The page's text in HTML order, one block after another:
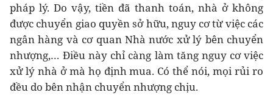
pháp lý. Do vậy, tiền đã thanh toán, nhà ở không
được chuyển giao quyền sở hữu, nguy cơ từ việc các
ngân hàng và cơ quan Nhà nước xử lý bên chuyển
nhượng,… Điều này chỉ càng làm tăng nguy cơ việc
xử lý nhà ở mà họ định mua. Có thể nói, mọi rủi ro
đều do bên nhận chuyển nhượng chịu.